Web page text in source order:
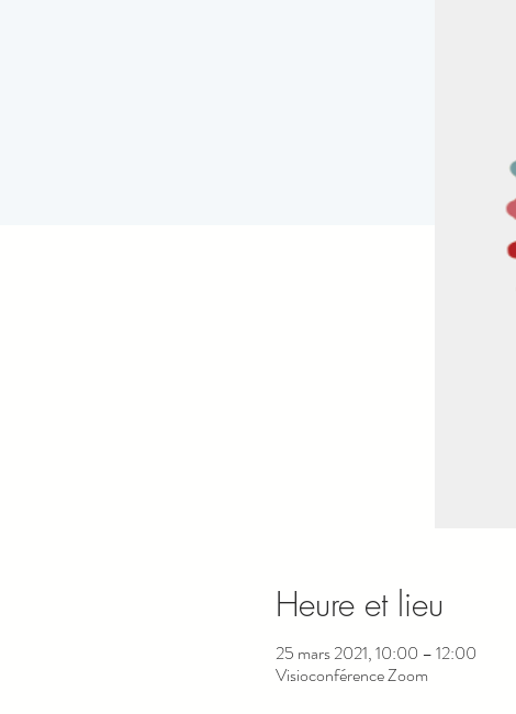
Heure et lieu
25 mars 2021, 10:00 – 12:00
Visioconférence Zoom